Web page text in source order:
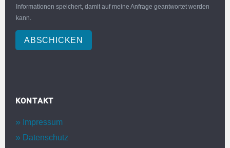
Informationen speichert, damit auf meine Anfrage geantwortet werden
kann.
ABSCHICKEN
KONTAKT
Impressum
Datenschutz